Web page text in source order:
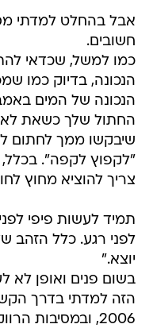
אבל בהחלט למדתי
חשובים.
כמו למשל, שכדאי
הנכונה, בדיוק כמו
הנכונה של המים
החתול שלך כשאת
שיבקשו ממך לחתום
"לקפוץ לקפה".
צריך להוציא מחוץ
תמיד לעשות פיפי
לפני רגע. כלל הזהב
יוצא."
בשום פנים ואופן
הזה למדתי בדרך